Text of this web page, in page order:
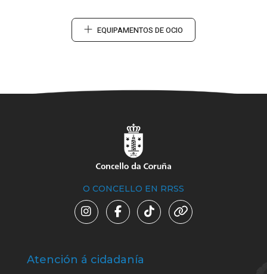
EQUIPAMENTOS DE OCIO
O CONCELLO EN RRSS
Atención á cidadanía